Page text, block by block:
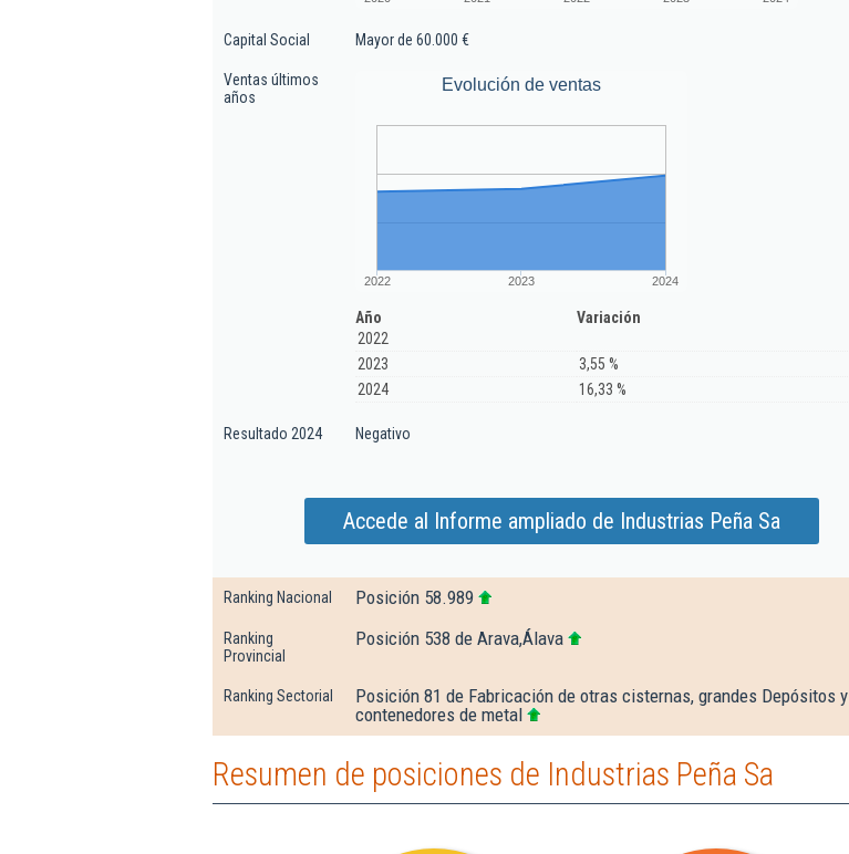
Capital Social Mayor de 60.000 €
Ventas últimos
años
Evolución de ventas
2022 2023 2024
Año
Variación
2022
2023
3,55 %
2024
16,33 %
Resultado 2024 Negativo
Accede al Informe ampliado de Industrias Peña Sa
Ranking Nacional Posición 58.989
Ranking
Provincial
Posición 538 de Arava,Álava
Ranking Sectorial
Posición 81 de Fabricación de otras cisternas, grandes Depósitos y
contenedores de metal
Resumen de posiciones de Industrias Peña Sa